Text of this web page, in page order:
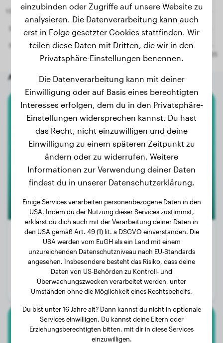
Andere zufällige Hunde
Havaneser
Barnie
Gewicht:
6 kg
2 Jahre, 5 Monate
Geschlecht:
Rüde
Französische Bulldogge
einzubinden oder Zugriffe auf unsere Website zu
analysieren. Die Datenverarbeitung kann auch
erst in Folge gesetzter Cookies stattfinden. Wir
teilen diese Daten mit Dritten, die wir in den
Privatsphäre-Einstellungen benennen.
Die Datenverarbeitung kann mit deiner
Einwilligung oder auf Basis eines berechtigten
Interesses erfolgen, dem du in den Privatsphäre-
Einstellungen widersprechen kannst. Du hast
das Recht, nicht einzuwilligen und deine
Einwilligung zu einem späteren Zeitpunkt zu
ändern oder zu widerrufen. Weitere
Informationen zur Verwendung deiner Daten
findest du in unserer Datenschutzerklärung.
Einige Services verarbeiten personenbezogene Daten in den
USA. Indem du der Nutzung dieser Services zustimmst,
erklärst du dich auch mit der Verarbeitung deiner Daten in
den USA gemäß Art. 49 (1) lit. a DSGVO einverstanden. Die
USA werden vom EuGH als ein Land mit einem
unzureichenden Datenschutzniveau nach EU-Standards
angesehen. Insbesondere besteht das Risiko, dass deine
Daten von US-Behörden zu Kontroll- und
Überwachungszwecken verarbeitet werden, unter
Umständen ohne die Möglichkeit eines Rechtsbehelfs.
Du bist unter 16 Jahre alt? Dann kannst du nicht in optionale
Services einwilligen. Du kannst deine Eltern oder
Erziehungsberechtigten bitten, mit dir in diese Services
einzuwilligen.